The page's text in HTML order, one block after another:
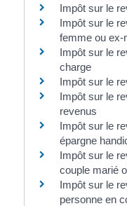
Impôt sur le
Impôt sur le
femme ou ex-
Impôt sur le
charge
Impôt sur le
Impôt sur le
revenus
Impôt sur le
épargne
Impôt sur le
couple marié
Impôt sur le
personne en